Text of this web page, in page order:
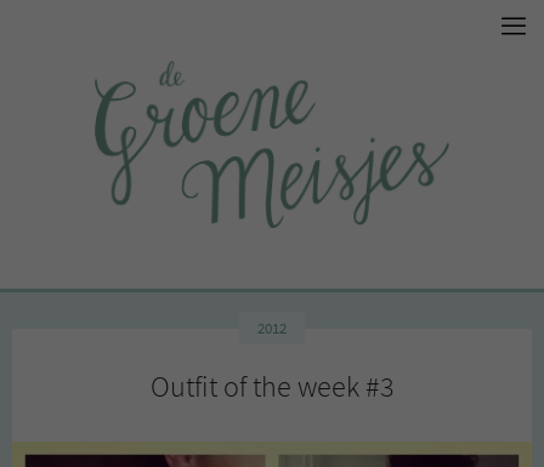
2012
Outfit of the week #3